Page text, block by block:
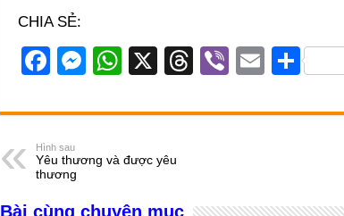
CHIA SẺ:
F
c
e
b
o
M
ss
n
g
W
at
A
p
X
T
e
s
Vi
er
E
ail
S
ar
Hình sau
Yêu thương và được yêu
thương
Bài cùng chuyên mục